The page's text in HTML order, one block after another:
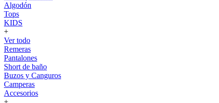
Algodón
Tops
KIDS
+
Ver todo
Remeras
Pantalones
Short de baño
Buzos y Canguros
Camperas
Accesorios